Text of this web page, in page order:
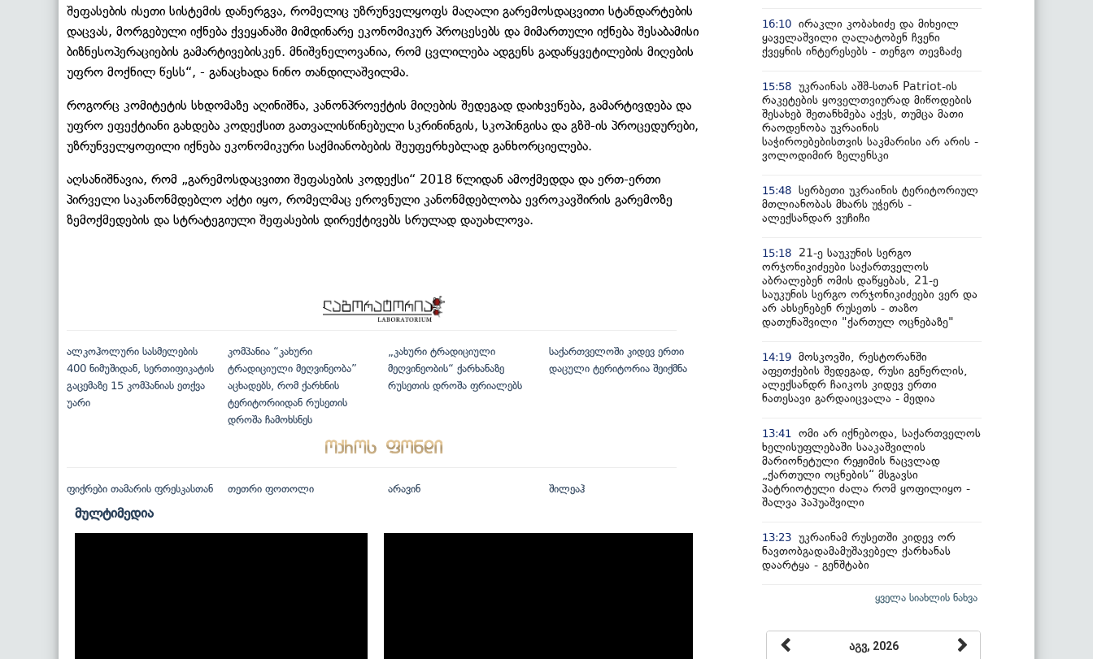
შეფასების ისეთი სისტემის დანერგვა, რომელიც უზრუნველყოფს მაღალი გარემოსდაცვითი სტანდარტების
დაცვას, მორგებული იქნება ქვეყანაში მიმდინარე ეკონომიკურ პროცესებს და მიმართული იქნება შესაბამისი
ბიზნესოპერაციების გამარტივებისკენ. მნიშვნელოვანია, რომ ცვლილება ადგენს გადაწყვეტილების მიღების
უფრო მოქნილ წესს“, - განაცხადა ნინო თანდილაშვილმა.
როგორც კომიტეტის სხდომაზე აღინიშნა, კანონპროექტის მიღების შედეგად დაიხვეწება, გამარტივდება და
უფრო ეფექტიანი გახდება კოდექსით გათვალისწინებული სკრინინგის, სკოპინგისა და გზშ-ის პროცედურები,
უზრუნველყოფილი იქნება ეკონომიკური საქმიანობების შეუფერხებლად განხორციელება.
აღსანიშნავია, რომ „გარემოსდაცვითი შეფასების კოდექსი“ 2018 წლიდან ამოქმედდა და ერთ-ერთი
პირველი საკანონმდებლო აქტი იყო, რომელმაც ეროვნული კანონმდებლობა ევროკავშირის გარემოზე
ზემოქმედების და სტრატეგიული შეფასების დირექტივებს სრულად დაუახლოვა.
ალკოჰოლური სასმელების
400 ნიმუშიდან, სერთიფიკატის
გაცემაზე 15 კომპანიას ეთქვა
უარი
კომპანია “კახური
ტრადიციული მეღვინეობა”
აცხადებს, რომ ქარხნის
ტერიტორიიდან რუსეთის
დროშა ჩამოხსნეს
„კახური ტრადიციული
მეღვინეობის“ ქარხანაზე
რუსეთის დროშა ფრიალებს
საქართველოში კიდევ ერთი
დაცული ტერიტორია შეიქმნა
ფიქრები თამარის ფრესკასთან თეთრი ფოთოლი არავინ შილეაჰ
მულტიმედია
16:10 ირაკლი კობახიძე და მიხეილ
ყაველაშვილი ღალატობენ ჩვენი
ქვეყნის ინტერესებს - თენგო თევზაძე
15:58 უკრაინას აშშ-სთან Patriot-ის
რაკეტების ყოველთვიურად მიწოდების
შესახებ შეთანხმება აქვს, თუმცა მათი
რაოდენობა უკრაინის
საჭიროებებისთვის საკმარისი არ არის -
ვოლოდიმირ ზელენსკი
15:48 სერბეთი უკრაინის ტერიტორიულ
მთლიანობას მხარს უჭერს -
ალექსანდარ ვუჩიჩი
15:18
21-ე საუკუნის სერგო
ორჯონიკიძეები საქართველოს
აბრალებენ ომის დაწყებას, 21-ე
საუკუნის სერგო ორჯონიკიძეები ვერ და
არ ახსენებენ რუსეთს - თაზო
დათუნაშვილი "ქართულ ოცნებაზე"
14:19 მოსკოვში, რესტორანში
აფეთქების შედეგად, რუსი გენერლის,
ალექსანდრ ჩაიკოს კიდევ ერთი
ნათესავი გარდაიცვალა - მედია
13:41
ომი არ იქნებოდა, საქართველოს
ხელისუფლებაში სააკაშვილის
მარიონეტული რეჟიმის ნაცვლად
„ქართული ოცნების“ მსგავსი
პატრიოტული ძალა რომ ყოფილიყო -
შალვა პაპუაშვილი
13:23 უკრაინამ რუსეთში კიდევ ორ
ნავთობგადამამუშავებელ ქარხანას
დაარტყა - გენშტაბი
ყველა სიახლის ნახვა
აგვ, 2026